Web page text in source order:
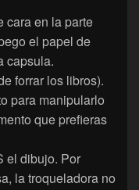
cara en la parte
el papel de
capsula.
forrar los libros).
para manipularlo
que prefieras
el dibujo. Por
la troqueladora no